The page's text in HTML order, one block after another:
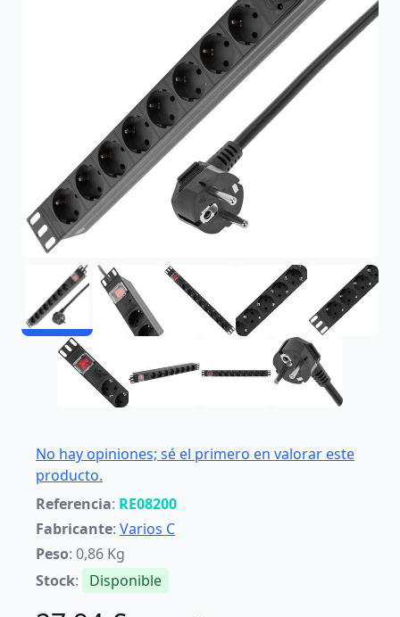
No hay opiniones; sé el primero en valorar este
producto.
Referencia: RE08200
Fabricante: Varios C
Peso: 0,86 Kg
Stock: Disponible